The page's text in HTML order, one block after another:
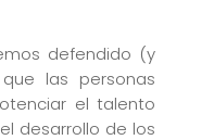
defendido (y
las personas
el talento
desarrollo de los